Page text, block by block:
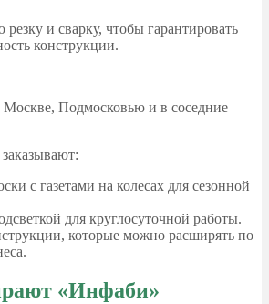
и сварку, чтобы гарантировать
конструкции.
Москве, Подмосковью и в соседние
с газетами на колесах для сезонной
для круглосуточной работы.
которые можно расширять по
«Инфаби»